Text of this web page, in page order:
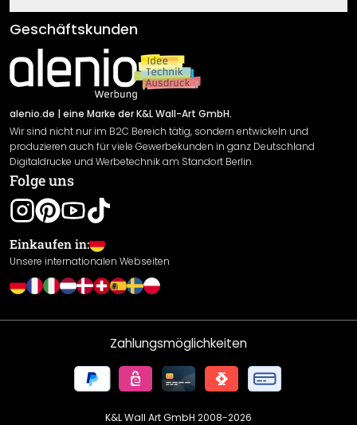
Klebe- und Montageanleitungen
Newsletter An-/Abmeldung
Sendungsverfolgung
AGB
Impressum
Versand & Zahlung
Rücksendung
Widerrufsrecht
Datenschutzerklärung
Gewährleistung
Leistungserklärung / CE-Zeichen
Cookie Einstellungen
Geschäftskunden
alenio.de | eine Marke der K&L Wall-Art GmbH.
Wir sind nicht nur im B2C Bereich tätig, sondern entwickeln und
produzieren auch für viele Gewerbekunden in ganz Deutschland
Digitaldrucke und Werbetechnik am Standort Berlin.
Folge uns
Einkaufen in:
Unsere internationalen Webseiten
Zahlungsmöglichkeiten
K&L Wall Art GmbH 2008-2026